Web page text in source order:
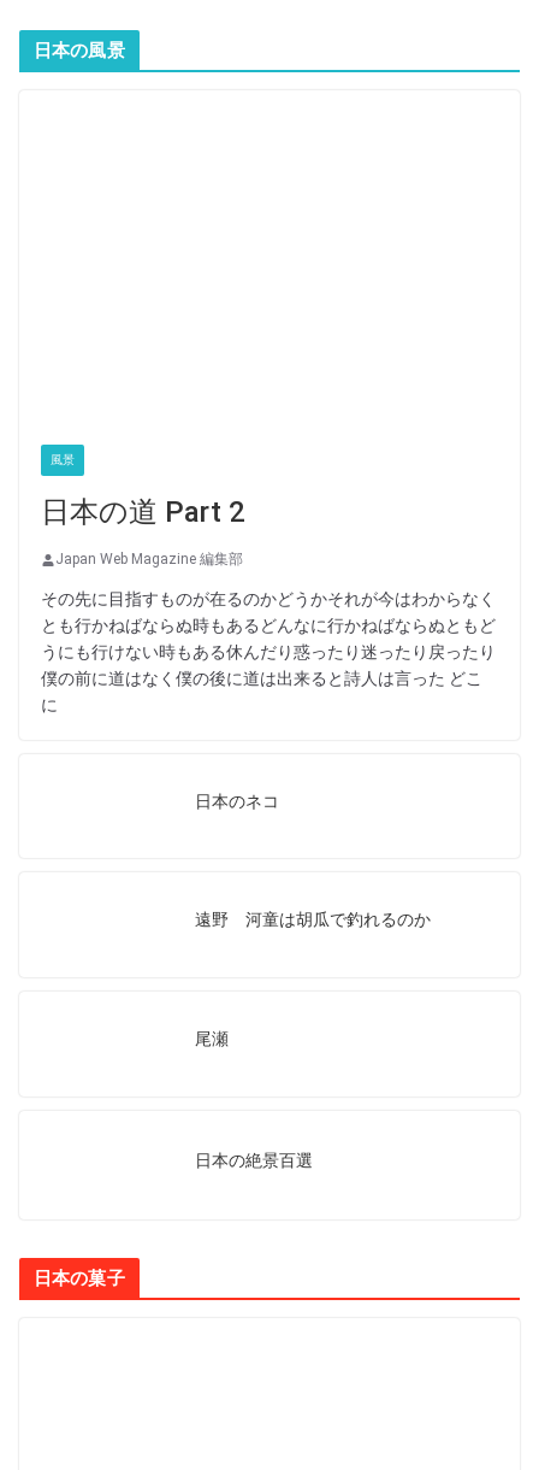
日本の風景
風景
日本の道 Part 2
Japan Web Magazine 編集部
その先に目指すものが在るのかどうかそれが今はわからなく
とも行かねばならぬ時もあるどんなに行かねばならぬともど
うにも行けない時もある休んだり惑ったり迷ったり戻ったり
僕の前に道はなく僕の後に道は出来ると詩人は言った どこ
に
日本のネコ
遠野 河童は胡瓜で釣れるのか
尾瀬
日本の絶景百選
日本の菓子